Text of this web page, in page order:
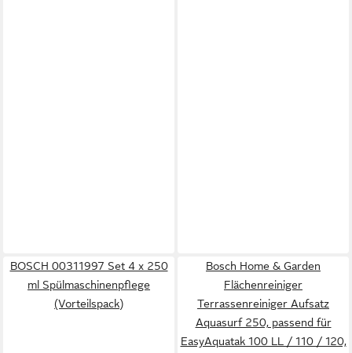
BOSCH 00311997 Set 4 x 250
ml Spülmaschinenpflege
(Vorteilspack)
Bosch Home & Garden
Flächenreiniger
Terrassenreiniger Aufsatz
Aquasurf 250, passend für
EasyAquatak 100 LL / 110 / 120,